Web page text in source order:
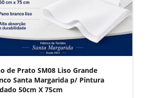
de Prato SM08 Liso Grande
Santa Margarida p/ Pintura
50cm X 75cm